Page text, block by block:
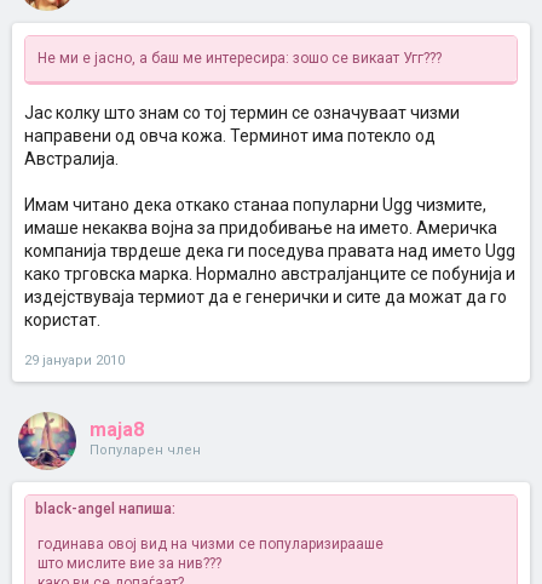
Не ми е јасно, а баш ме интересира: зошо се викаат Угг???
Јас колку што знам со тој термин се означуваат чизми
направени од овча кожа. Терминот има потекло од
Австралија.
Имам читано дека откако станаа популарни Ugg чизмите,
имаше некаква војна за придобивање на името. Америчка
компанија тврдеше дека ги поседува правата над името Ugg
како трговска марка. Нормално австралјанците се побунија и
издејствуваја термиот да е генерички и сите да можат да го
користат.
29 јануари 2010
maja8
Популарен член
black-angel напиша:
годинава овој вид на чизми се популаризирааше
што мислите вие за нив???